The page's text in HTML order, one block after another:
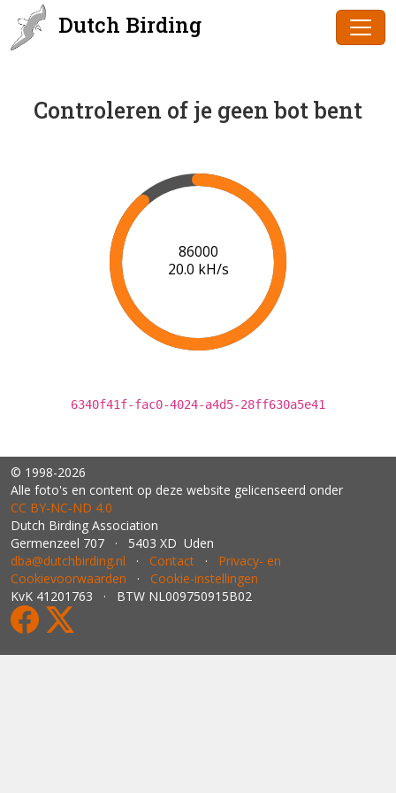
Dutch Birding
Controleren of je geen bot bent
88000
20.1 kH/s
6340f41f-fac0-4024-a4d5-28ff630a5e41
© 1998-2026
Alle foto's en content op deze website gelicenseerd onder
CC BY‑NC‑ND 4.0
Dutch Birding Association
Germenzeel 707 · 5403 XD Uden
dba@dutchbirding.nl · Contact · Privacy- en
Cookievoorwaarden · Cookie-instellingen
KvK 41201763 · BTW NL009750915B02